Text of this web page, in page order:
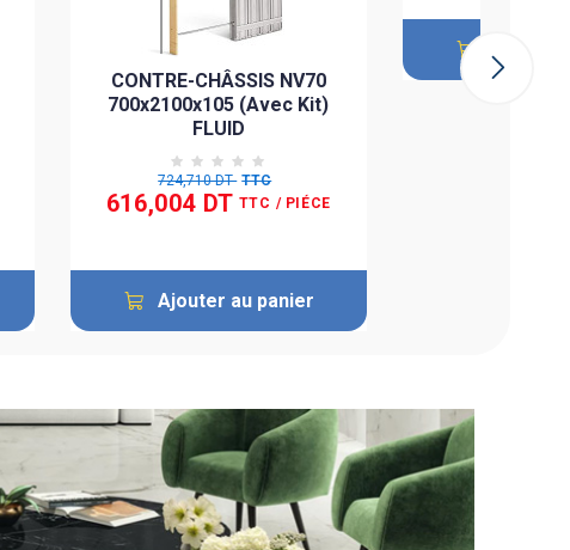
CONTRE-CHÂSSIS NV70
700x2100x105 (Avec Kit)
FLUID
724,710 DT TTC
616,004 DT TTC / PIÉCE
Ajouter au panier